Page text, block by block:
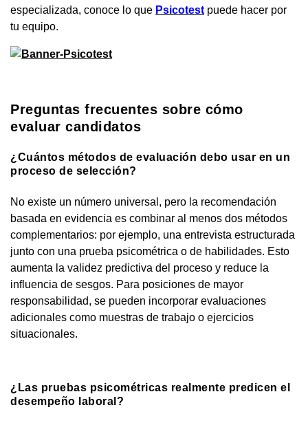
especializada, conoce lo que Psicotest puede hacer por
tu equipo.
Preguntas frecuentes sobre cómo
evaluar candidatos
¿Cuántos métodos de evaluación debo usar en un
proceso de selección?
No existe un número universal, pero la recomendación
basada en evidencia es combinar al menos dos métodos
complementarios: por ejemplo, una entrevista estructurada
junto con una prueba psicométrica o de habilidades. Esto
aumenta la validez predictiva del proceso y reduce la
influencia de sesgos. Para posiciones de mayor
responsabilidad, se pueden incorporar evaluaciones
adicionales como muestras de trabajo o ejercicios
situacionales.
¿Las pruebas psicométricas realmente predicen el
desempeño laboral?